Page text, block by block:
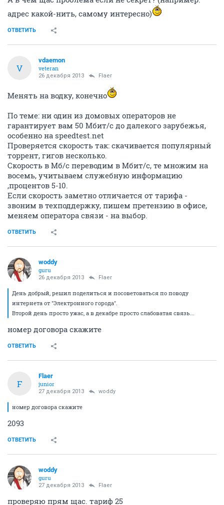
Бред, на вскидку загуглил отзывы: мягко говоря
больше непонимающих и недовольных.
qpeHpup
26 декабря 2013 Thuma
помещению. А если вам любимый плинтус
закосячат случайно? - отсюда вывод: лучше самому.
А по-поводу оборудования - Любого. Если не подает
признаков жизни и вы в состоянии самостоятельно
произвести элементарные операции: Велкам СЦ,
смысла ждать я не вижу, в подобных ситуациях.
Электроника выходит из строя повсеместно и любая,
даже роутеры apple бывает умирают в первый день,
стоимостью надо сказать over 300$.
СЕЙЧАС ЧИТАЮТ
Женские слезы...Вопрос к мужчинам
112342 412
НОЧНОЙ ДОЗОР (трепитесь тут!!!!!)
Дневной-придневной.
qpeHpup
26 декабря 2013
Если вы хотите канал по тарифу в Америке, это вам в
сравните))))
ОТВЕТИТЬ